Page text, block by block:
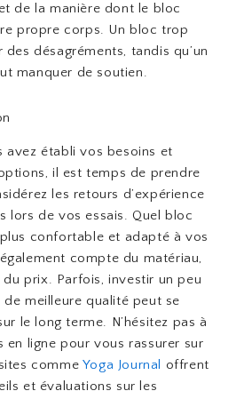
de la manière dont le bloc
propre corps. Un bloc trop
désagréments, tandis qu’un
manquer de soutien.
avez établi vos besoins et
il est temps de prendre
les retours d’expérience
lors de vos essais. Quel bloc
confortable et adapté à vos
compte du matériau,
prix. Parfois, investir un peu
meilleure qualité peut se
le long terme. N’hésitez pas à
en ligne pour vous rassurer sur
comme Yoga Journal
offrent
et évaluations sur les